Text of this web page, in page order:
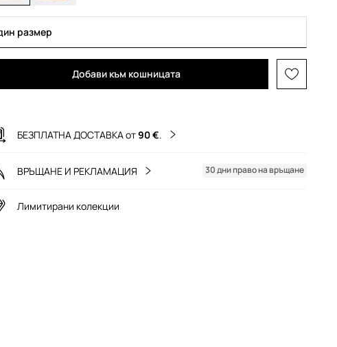
размер
Добави към кошницата
БЕЗПЛАТНА ДОСТАВКА от90 €.
ВРЪЩАНЕ И РЕКЛАМАЦИЯ 30 дни право на връщане
Лимитирани колекции